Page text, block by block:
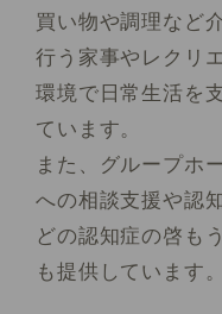
買い物や調理など
行う家事やレクリ
環境で日常生活を
ています。
また、グループホ
への相談支援や認
どの認知症の啓も
も提供しています。